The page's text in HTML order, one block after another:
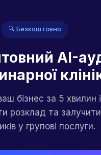
🔍 Безкоштовно
AI-
бізнес за 5 хвилин
розклад та
у групові послуги.